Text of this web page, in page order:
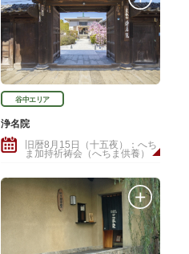
谷中エリア
浄名院
旧暦8月15日（十五夜）：へち
ま加持祈祷会（へちま供養）